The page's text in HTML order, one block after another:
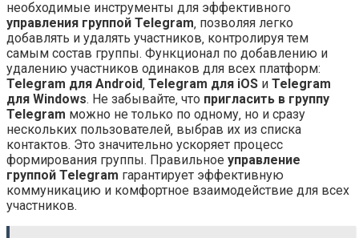
необходимые инструменты для эффективного
управления группой Telegram‚ позволяя легко
добавлять и удалять участников‚ контролируя тем
самым состав группы. Функционал по добавлению и
удалению участников одинаков для всех платформ:
Telegram для Android‚ Telegram для iOS и Telegram
для Windows. Не забывайте‚ что пригласить в группу
Telegram можно не только по одному‚ но и сразу
нескольких пользователей‚ выбрав их из списка
контактов. Это значительно ускоряет процесс
формирования группы. Правильное управление
группой Telegram гарантирует эффективную
коммуникацию и комфортное взаимодействие для всех
участников.